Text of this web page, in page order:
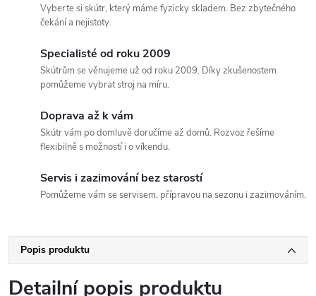
Vyberte si skútr, který máme fyzicky skladem. Bez zbytečného
čekání a nejistoty.
Specialisté od roku 2009
Skútrům se věnujeme už od roku 2009. Díky zkušenostem
pomůžeme vybrat stroj na míru.
Doprava až k vám
Skútr vám po domluvě doručíme až domů. Rozvoz řešíme
flexibilně s možností i o víkendu.
Servis i zazimování bez starostí
Pomůžeme vám se servisem, přípravou na sezonu i zazimováním.
Popis produktu
Detailní popis produktu